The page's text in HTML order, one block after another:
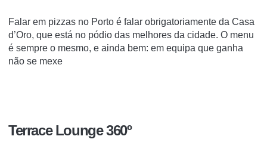
Falar em pizzas no Porto é falar obrigatoriamente da Casa
d’Oro, que está no pódio das melhores da cidade. O menu
é sempre o mesmo, e ainda bem: em equipa que ganha
não se mexe
Terrace Lounge 360º